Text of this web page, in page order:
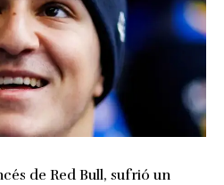
de Red Bull, sufrió un